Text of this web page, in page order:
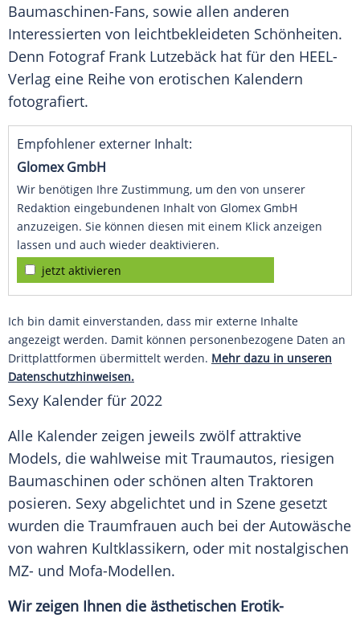
Baumaschinen-Fans, sowie allen anderen
Interessierten von leichtbekleideten Schönheiten.
Denn Fotograf Frank Lutzebäck hat für den HEEL-
Verlag eine Reihe von erotischen Kalendern
fotografiert.
Empfohlener externer Inhalt:
Glomex GmbH
Wir benötigen Ihre Zustimmung, um den von unserer
Redaktion eingebundenen Inhalt von Glomex GmbH
anzuzeigen. Sie können diesen mit einem Klick anzeigen
lassen und auch wieder deaktivieren.
jetzt aktivieren
Ich bin damit einverstanden, dass mir externe Inhalte
angezeigt werden. Damit können personenbezogene Daten an
Drittplattformen übermittelt werden. Mehr dazu in unseren
Datenschutzhinweisen.
Sexy Kalender für 2022
Alle Kalender zeigen jeweils zwölf attraktive
Models, die wahlweise mit Traumautos, riesigen
Baumaschinen oder schönen alten Traktoren
posieren. Sexy abgelichtet und in Szene gesetzt
wurden die Traumfrauen auch bei der Autowäsche
von wahren Kultklassikern, oder mit nostalgischen
MZ- und Mofa-Modellen.
Wir zeigen Ihnen die ästhetischen Erotik-